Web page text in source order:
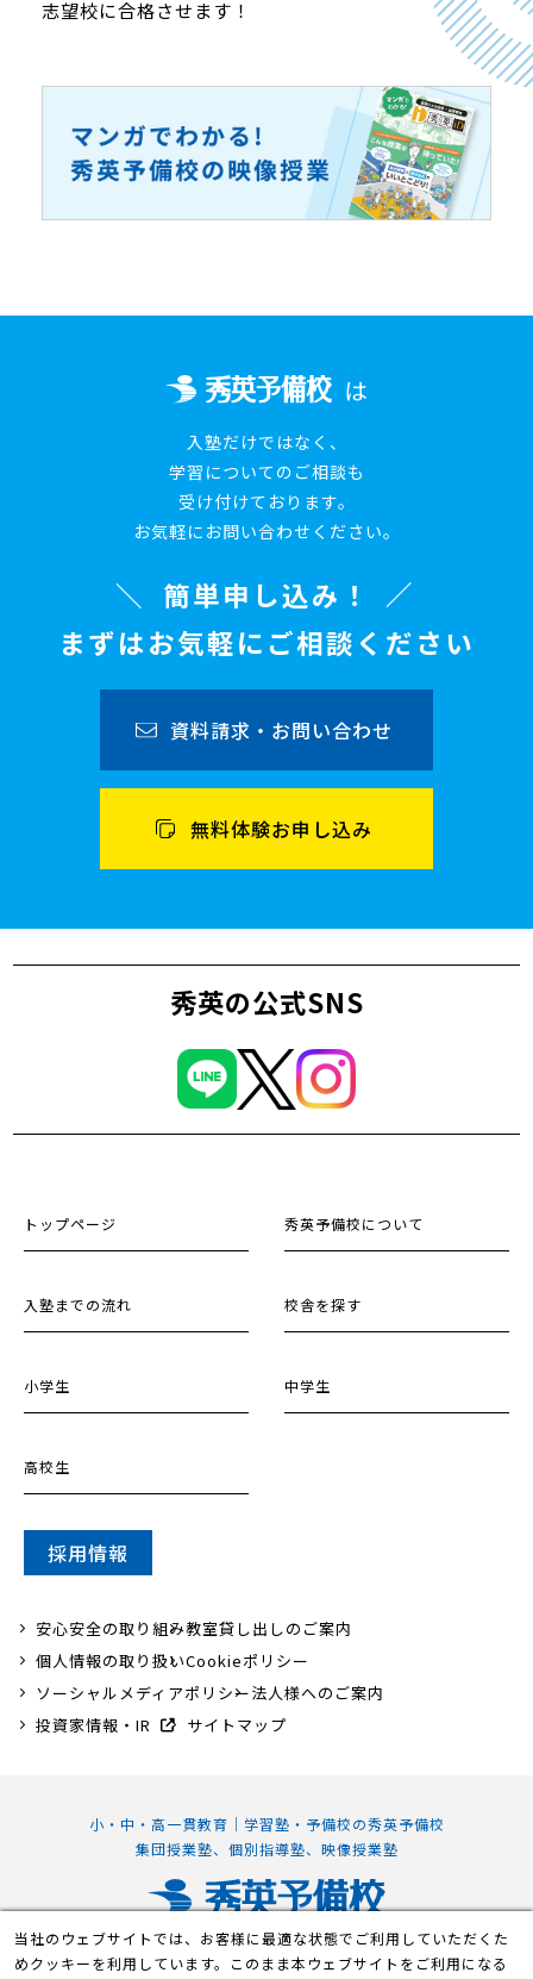
志望校に合格させます！
は
入塾だけではなく、
学習についてのご相談も
受け付けております。
お気軽にお問い合わせください。
簡単申し込み！
まずはお気軽にご相談ください
資料請求・お問い合わせ
無料体験お申し込み
秀英の公式SNS
小・中・高一貫教育｜学習塾・予備校の秀英予備校
集団授業塾、個別指導塾、映像授業塾
静岡本部校
トップページ 秀英予備校について
入塾までの流れ 校舎を探す
小学生 中学生
高校生
採用情報
安心安全の取り組み教室貸し出しのご案内
個人情報の取り扱いCookieポリシー
ソーシャルメディアポリシー法人様へのご案内
投資家情報・IR
サイトマップ
当社のウェブサイトでは、お客様に最適な状態でご利用していただくた
めクッキーを利用しています。このまま本ウェブサイトをご利用になる